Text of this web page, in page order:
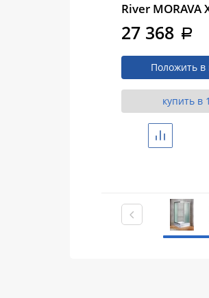
River MORAVA
120/80/41 MT
27 368 a
Положить в
купить в
Сравнить